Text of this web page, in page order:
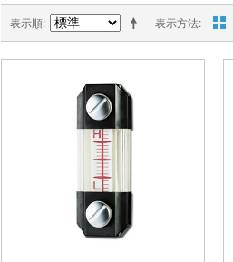
表示方法
表示順